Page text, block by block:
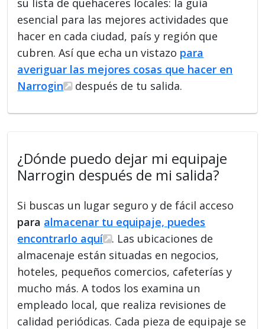
esencial para las mejores actividades que
hacer en cada ciudad, país y región que
cubren. Así que echa un vistazo para
averiguar las mejores cosas que hacer en
Narrogin
después de tu salida.
¿Dónde puedo dejar mi equipaje
Narrogin después de mi salida?
Si buscas un lugar seguro y de fácil acceso
para almacenar tu equipaje, puedes
encontrarlo aquí
. Las ubicaciones de
almacenaje están situadas en negocios,
hoteles, pequeños comercios, cafeterías y
mucho más. A todos los examina un
empleado local, que realiza revisiones de
calidad periódicas. Cada pieza de equipaje se